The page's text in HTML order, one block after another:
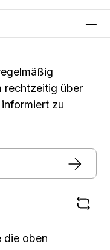
rechtzeitig über
zu
die oben